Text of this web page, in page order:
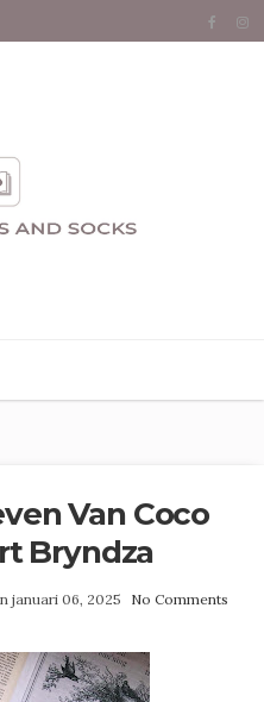
Van Coco
Bryndza
januari 06, 2025 No Comments